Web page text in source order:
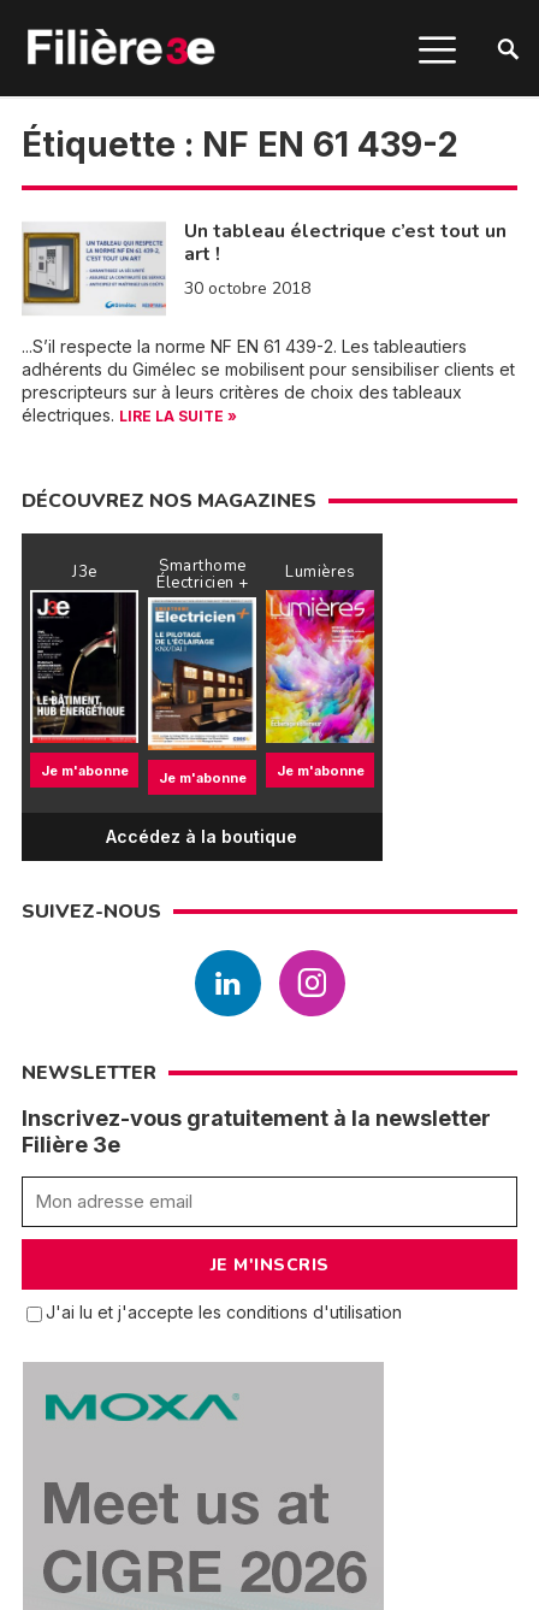
Étiquette : NF EN 61 439-2
Un tableau électrique c’est tout un
art !
30 octobre 2018
...S’il respecte la norme NF EN 61 439-2. Les tableautiers
adhérents du Gimélec se mobilisent pour sensibiliser clients et
prescripteurs sur à leurs critères de choix des tableaux
électriques. LIRE LA SUITE »
DÉCOUVREZ NOS MAGAZINES
J3e
Je m'abonne
Smarthome
Électricien +
Je m'abonne
Lumières
Je m'abonne
Accédez à la boutique
SUIVEZ-NOUS
NEWSLETTER
Inscrivez-vous gratuitement à la newsletter
Filière 3e
J'ai lu et j'accepte les conditions d'utilisation